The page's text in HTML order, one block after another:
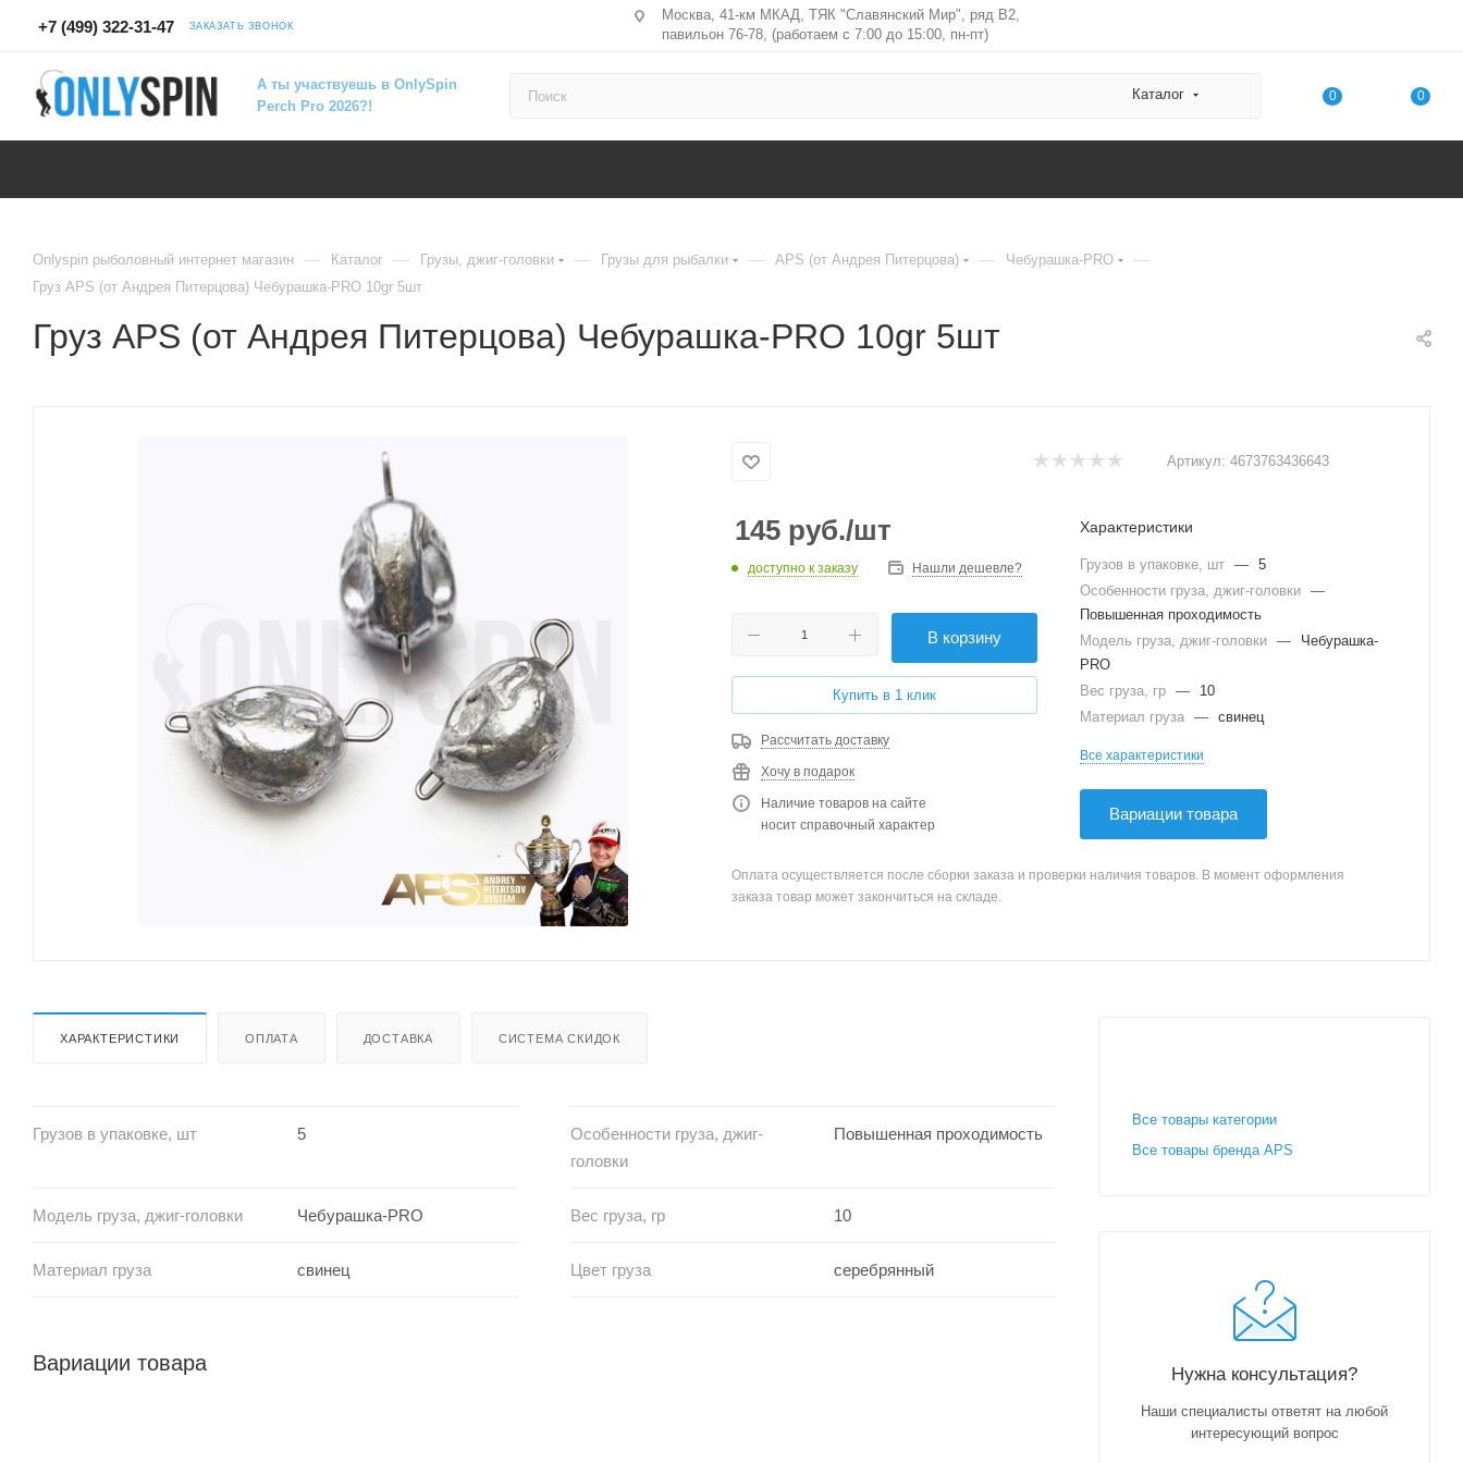
+7 (499) 322-31-47 ЗАКАЗАТЬ ЗВОНОК
Москва, 41-км МКАД, ТЯК "Славянский Мир", ряд В2,
павильон 76-78, (работаем с 7:00 до 15:00, пн-пт)
А ты участвуешь в OnlySpin
Perch Pro 2026?!
Каталог 0 0
Onlyspin рыболовный интернет магазин — Каталог — Грузы, джиг-головки — Грузы для рыбалки — APS (от Андрея Питерцова) — Чебурашка-PRO —
Груз APS (от Андрея Питерцова) Чебурашка-PRO 10gr 5шт
Груз APS (от Андрея Питерцова) Чебурашка-PRO 10gr 5шт
Артикул: 4673763436643
145 руб./шт
доступно к заказу Нашли дешевле?
В корзину
Купить в 1 клик
Рассчитать доставку
Хочу в подарок
Наличие товаров на сайте
носит справочный характер
Характеристики
Грузов в упаковке, шт — 5
Особенности груза, джиг-головки —
Повышенная проходимость
Модель груза, джиг-головки —
Чебурашка-
PRO
Вес груза, гр —
10
Материал груза — свинец
Все характеристики
Вариации товара
Оплата осуществляется после сборки заказа и проверки наличия товаров. В момент оформления
заказа товар может закончиться на складе.
ХАРАКТЕРИСТИКИ ОПЛАТА ДОСТАВКА СИСТЕМА СКИДОК
Грузов в упаковке, шт 5
Особенности груза, джиг-
головки
Повышенная проходимость
Модель груза, джиг-головки Чебурашка-PRO Вес груза, гр 10
Материал груза свинец Цвет груза серебрянный
Вариации товара
Все товары категории
Все товары бренда APS
Нужна консультация?
Наши специалисты ответят на любой
интересующий вопрос